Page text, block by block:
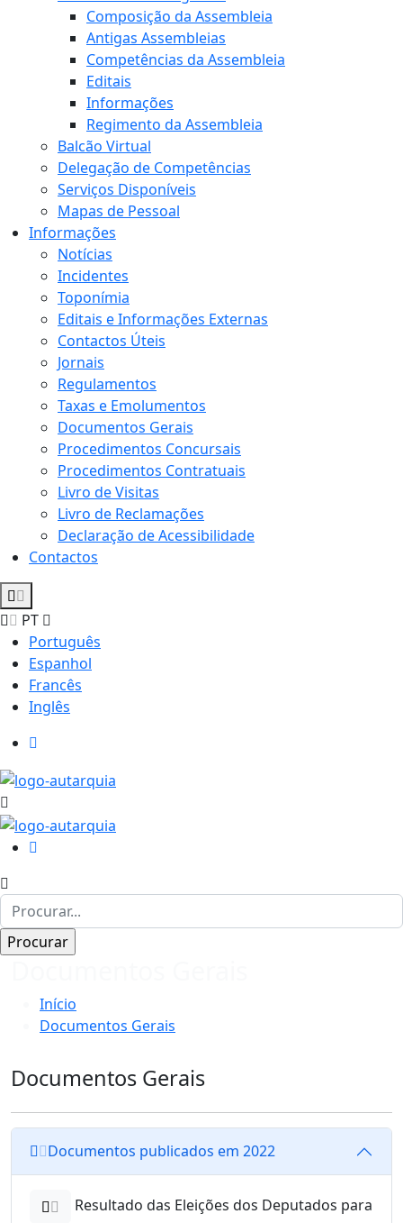
Composição da Assembleia
Antigas Assembleias
Competências da Assembleia
Editais
Informações
Regimento da Assembleia
Balcão Virtual
Delegação de Competências
Serviços Disponíveis
Mapas de Pessoal
Informações
Notícias
Incidentes
Toponímia
Editais e Informações Externas
Contactos Úteis
Jornais
Regulamentos
Taxas e Emolumentos
Documentos Gerais
Procedimentos Concursais
Procedimentos Contratuais
Livro de Visitas
Livro de Reclamações
Declaração de Acessibilidade
Contactos
PT
Português
Espanhol
Francês
Inglês
Início
Documentos Gerais
Documentos Gerais
Documentos publicados em 2022
Resultado das Eleições dos Deputados para